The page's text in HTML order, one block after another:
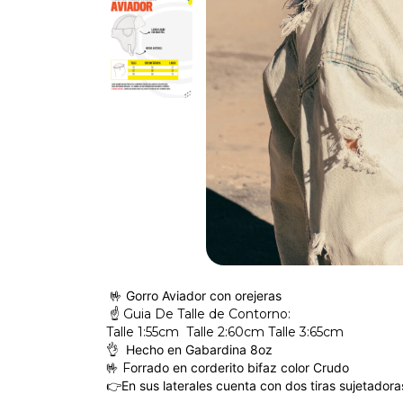
🤟 Gorro Aviador con orejeras
☝️ Guia De Talle de Contorno:
Talle 1:55cm Talle 2:60cm Talle 3:65cm
👌 Hecho en Gabardina 8oz
🤟 Forrado en corderito bifaz color Crudo
👉En sus laterales cuenta con dos tiras